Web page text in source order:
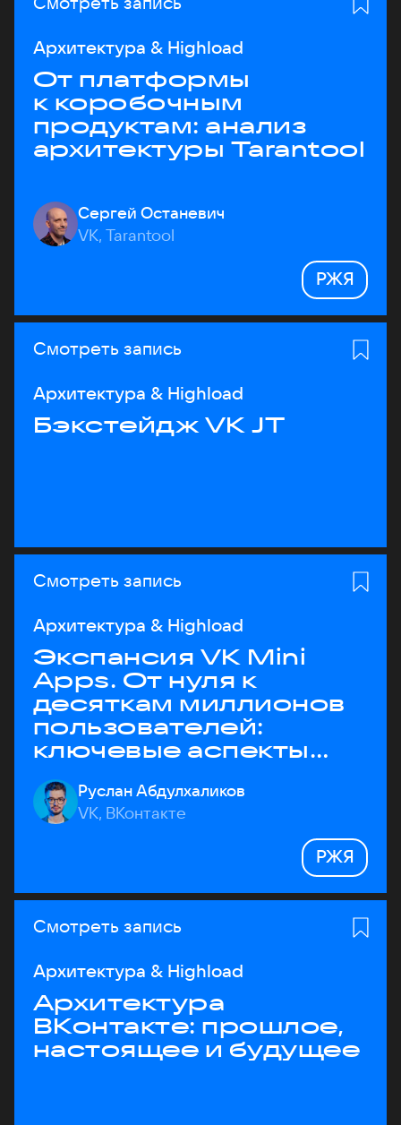
Архитектура & Highload
От платформы
к коробочным
продуктам: анализ
архитектуры Tarantool
Сергей Останевич
VK, Tarantool
РЖЯ
Смотреть запись
Архитектура & Highload
Бэкстейдж VK JT
Смотреть запись
Архитектура & Highload
Экспансия VK Mini
Apps. От нуля к
десяткам миллионов
пользователей:
ключевые аспекты
архитектуры
Руслан Абдулхаликов
VK, ВКонтакте
РЖЯ
Смотреть запись
Архитектура & Highload
Архитектура
ВКонтакте: прошлое,
настоящее и будущее